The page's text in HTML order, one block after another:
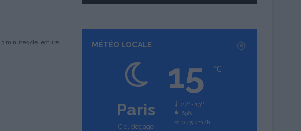
3 minutes de lecture MÉTÉO LOCALE
Paris
Ciel dégagé
15 ℃
27º - 13º
69%
0.45 km/h